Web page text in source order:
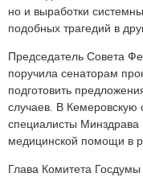
но и выработки
подобных трагедий в
Председатель Совета
поручила сенаторам
подготовить
случаев. В Кемеровскую
специалисты Минздрава
медицинской помощи в
Глава Комитета